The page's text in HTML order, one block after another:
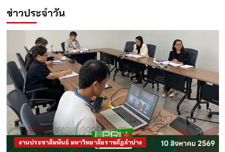
ข่าวประจำวัน
งานประชาสัมพันธ์ มหาวิทยาลัยราชภัฏลำปาง